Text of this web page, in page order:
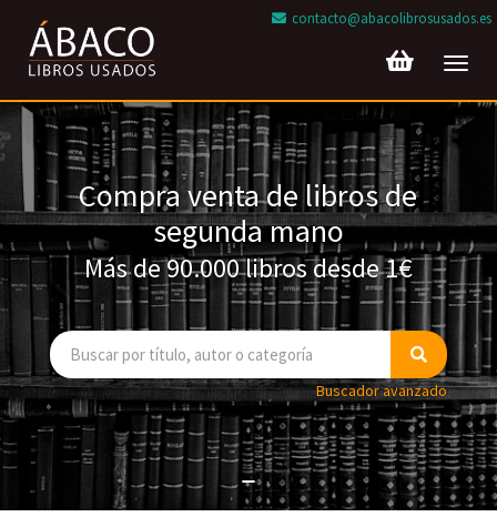
contacto@abacolibrosusados.es
Compra venta de libros de
segunda mano
Más de 90.000 libros desde 1€
Buscador avanzado